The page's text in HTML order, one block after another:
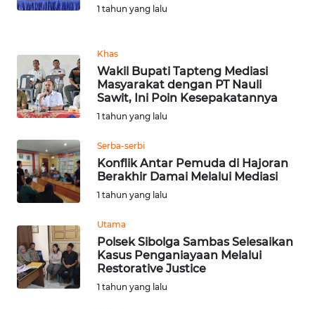
1 tahun yang lalu
Khas
Wakil Bupati Tapteng Mediasi
Masyarakat dengan PT Nauli
Sawit, Ini Poin Kesepakatannya
1 tahun yang lalu
Serba-serbi
Konflik Antar Pemuda di Hajoran
Berakhir Damai Melalui Mediasi
1 tahun yang lalu
Utama
Polsek Sibolga Sambas Selesaikan
Kasus Penganiayaan Melalui
Restorative Justice
1 tahun yang lalu
WN
WN
SULTRA
WN
WN
SULTENG
SULBAR
WN
BABEL